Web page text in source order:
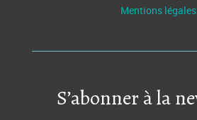
Mentions légales
S’abonner à la